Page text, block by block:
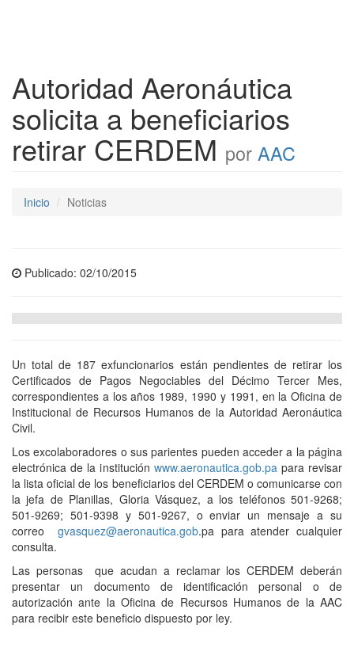
Autoridad Aeronáutica
solicita a beneficiarios
retirar CERDEM por AAC
Inicio Noticias
Publicado: 02/10/2015
Un total de 187 exfuncionarios están pendientes de retirar los
Certificados de Pagos Negociables del Décimo Tercer Mes,
correspondientes a los años 1989, 1990 y 1991, en la Oficina de
Institucional de Recursos Humanos de la Autoridad Aeronáutica
Civil.
Los excolaboradores o sus parientes pueden acceder a la página
electrónica de la institución www.aeronautica.gob.papara revisar
la lista oficial de los beneficiarios del CERDEM o comunicarse con
la jefa de Planillas, Gloria Vásquez, a los teléfonos 501-9268;
501-9269; 501-9398 y 501-9267, o enviar un mensaje a su
correogvasquez@aeronautica.gob.pa para atender cualquier
consulta.
Las personas que acudan a reclamar los CERDEM deberán
presentar un documento de identificación personal o de
autorización ante la Oficina de Recursos Humanos de la AAC
para recibir este beneficio dispuesto por ley.